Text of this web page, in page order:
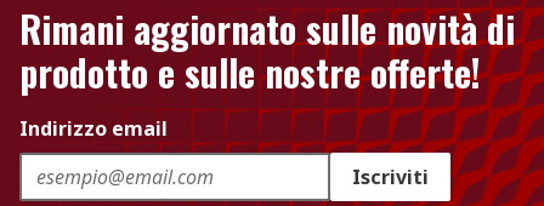
Rimani aggiornato sulle novità di
prodotto e sulle nostre offerte!
Indirizzo email
Iscriviti